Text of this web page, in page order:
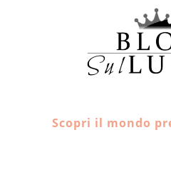
Scopri il mondo